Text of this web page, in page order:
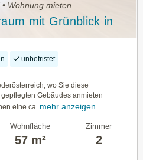
Wohnung mieten
mit Grünblick in
unbefristet
wo Sie diese
Gebäudes anmieten
eine ca. mehr anzeigen
Wohnfläche
57 m²
Zimmer
2